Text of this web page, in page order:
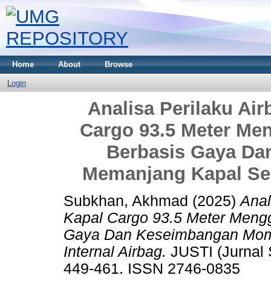
Home About Browse
Login
Analisa Perilaku
Cargo 93.5 Meter
Berbasis Gaya
Memanjang Kapal
Subkhan, Akhmad (2025)
Kapal Cargo 93.5 Meter
Gaya Dan Keseimbangan
Internal Airbag. JUSTI (Jurnal
449-461. ISSN 2746-0835